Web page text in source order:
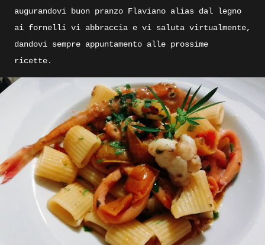
augurandovi buon pranzo Flaviano alias dal legno
ai fornelli vi abbraccia e vi saluta virtualmente,
dandovi sempre appuntamento alle prossime
ricette.